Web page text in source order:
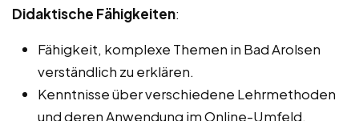
Didaktische Fähigkeiten:
Fähigkeit, komplexe Themen in Bad Arolsen
verständlich zu erklären.
Kenntnisse über verschiedene Lehrmethoden
und deren Anwendung im Online-Umfeld.